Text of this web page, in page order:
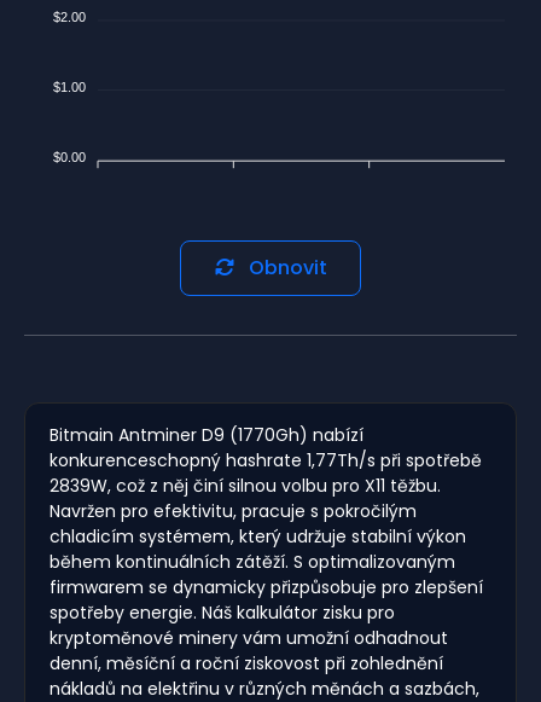
$2.00
$1.00
$0.00
Obnovit
Bitmain Antminer D9 (1770Gh) nabízí
konkurenceschopný hashrate 1,77Th/s při spotřebě
2839W, což z něj činí silnou volbu pro X11 těžbu.
Navržen pro efektivitu, pracuje s pokročilým
chladicím systémem, který udržuje stabilní výkon
během kontinuálních zátěží. S optimalizovaným
firmwarem se dynamicky přizpůsobuje pro zlepšení
spotřeby energie. Náš kalkulátor zisku pro
kryptoměnové minery vám umožní odhadnout
denní, měsíční a roční ziskovost při zohlednění
nákladů na elektřinu v různých měnách a sazbách,